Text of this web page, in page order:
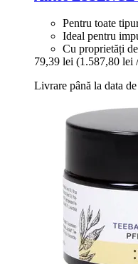
Pentru toate
Ideal pentru
Cu proprietăți
79,39 lei (1.587,80 lei
Livrare până la data